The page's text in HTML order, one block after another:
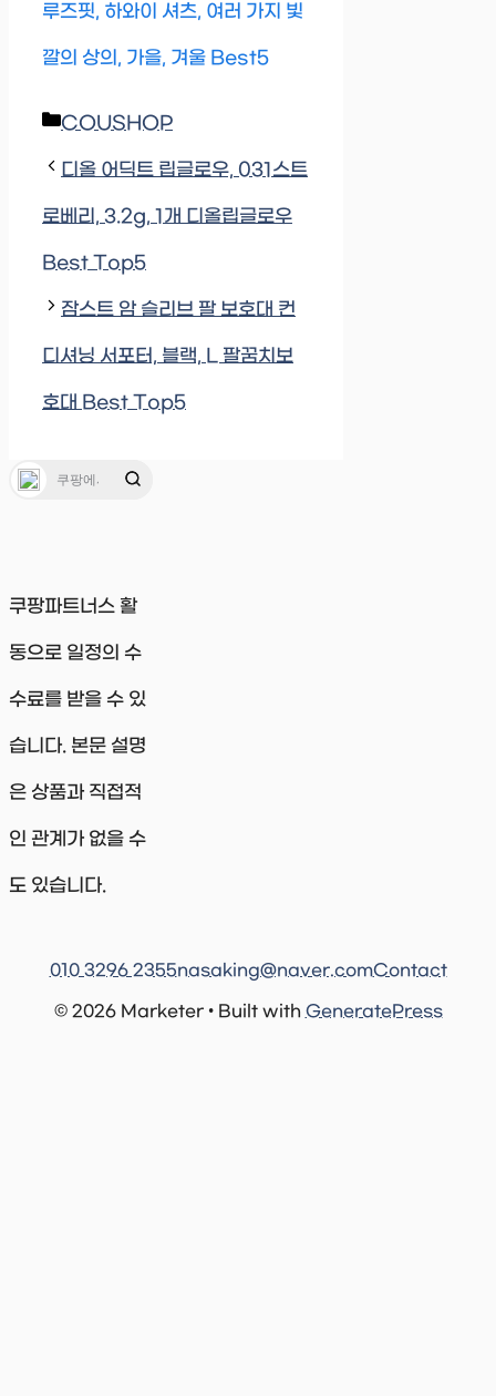
루즈핏, 하와이 셔츠, 여러 가지 빛
깔의 상의, 가을, 겨울 Best5
Categories
COUSHOP
디올 어딕트 립글로우, 031스트
로베리, 3.2g, 1개 디올립글로우
Best Top5
잠스트 암 슬리브 팔 보호대 컨
디셔닝 서포터, 블랙, L 팔꿈치보
호대 Best Top5
쿠팡파트너스 활
동으로 일정의 수
수료를 받을 수 있
습니다. 본문 설명
은 상품과 직접적
인 관계가 없을 수
도 있습니다.
© 2026 Marketer • Built with GeneratePress
010 3296 2355nasaking@naver.comContact